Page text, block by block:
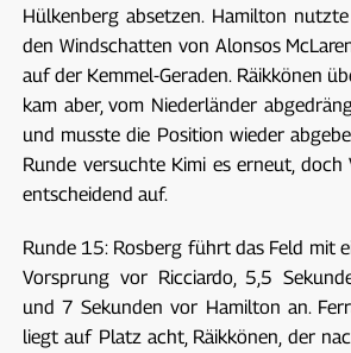
Hülkenberg absetzen. Hamilton
den Windschatten von Alonsos
auf der Kemmel-Geraden. Räikkönen
kam aber, vom Niederländer
und musste die Position wieder
Runde versuchte Kimi es erneut, doch
entscheidend auf.
Runde 15: Rosberg führt das Feld mit
Vorsprung vor Ricciardo, 5,5
und 7 Sekunden vor Hamilton an.
liegt auf Platz acht, Räikkönen, der